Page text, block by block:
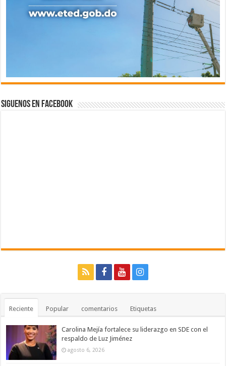
Siguenos en Facebook
Reciente Popular comentarios Etiquetas
Carolina Mejía fortalece su liderazgo en SDE con el
respaldo de Luz Jiménez
agosto 6, 2026